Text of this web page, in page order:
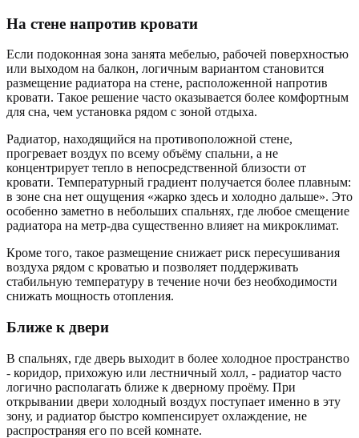
На стене напротив кровати
Если подоконная зона занята мебелью, рабочей поверхностью
или выходом на балкон, логичным вариантом становится
размещение радиатора на стене, расположенной напротив
кровати. Такое решение часто оказывается более комфортным
для сна, чем установка рядом с зоной отдыха.
Радиатор, находящийся на противоположной стене,
прогревает воздух по всему объёму спальни, а не
концентрирует тепло в непосредственной близости от
кровати. Температурный градиент получается более плавным:
в зоне сна нет ощущения «жарко здесь и холодно дальше». Это
особенно заметно в небольших спальнях, где любое смещение
радиатора на метр-два существенно влияет на микроклимат.
Кроме того, такое размещение снижает риск пересушивания
воздуха рядом с кроватью и позволяет поддерживать
стабильную температуру в течение ночи без необходимости
снижать мощность отопления.
Ближе к двери
В спальнях, где дверь выходит в более холодное пространство
- коридор, прихожую или лестничный холл, - радиатор часто
логично располагать ближе к дверному проёму. При
открывании двери холодный воздух поступает именно в эту
зону, и радиатор быстро компенсирует охлаждение, не
распространяя его по всей комнате.